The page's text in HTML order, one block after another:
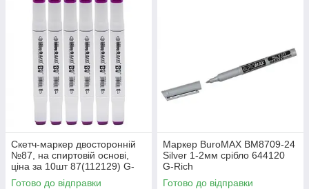
Скетч-маркер двосторонній
№87, на спиртовій основі,
ціна за 10шт 87(112129) G-
Rich
Готово до відправки
Маркер BuroMAX BM8709-24
Silver 1-2мм срібло 644120
G-Rich
Готово до відправки